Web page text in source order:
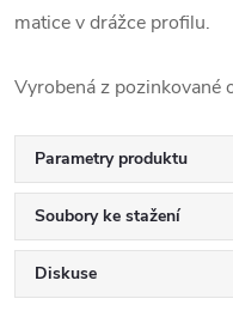
matice v drážce profilu.
Vyrobená z pozinkované
Parametry produktu
Soubory ke stažení
Diskuse